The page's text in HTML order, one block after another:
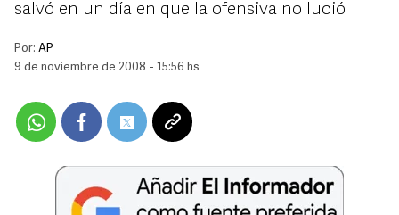
salvó en un día en que la ofensiva no lució
Por: AP
9 de noviembre de 2008 - 15:56 hs